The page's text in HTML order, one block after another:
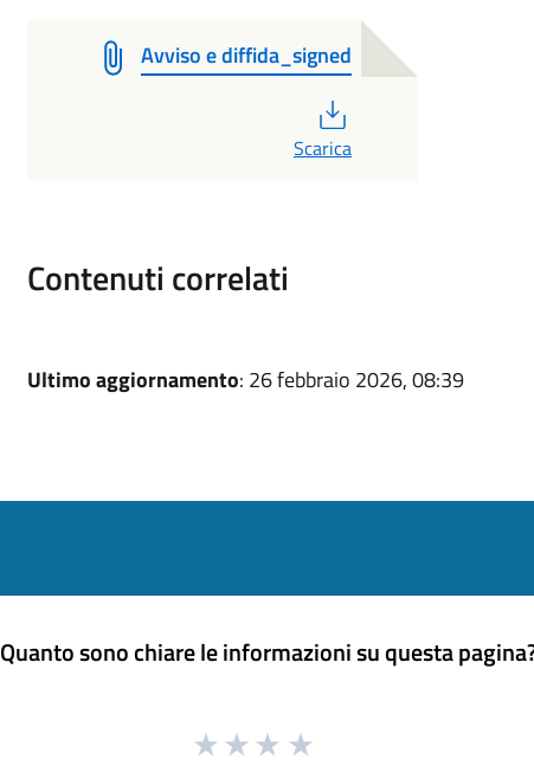
Avviso e diffida_signed
Scarica
Contenuti correlati
Ultimo aggiornamento: 26 febbraio 2026, 08:39
Quanto sono chiare le informazioni su questa